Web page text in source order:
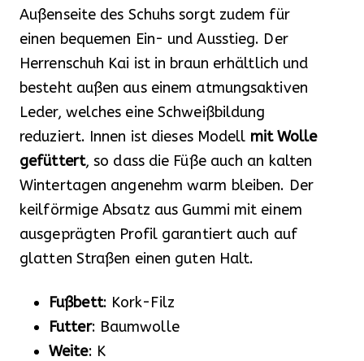
Außenseite des Schuhs sorgt zudem für
einen bequemen Ein- und Ausstieg. Der
Herrenschuh Kai ist in braun erhältlich und
besteht außen aus einem atmungsaktiven
Leder, welches eine Schweißbildung
reduziert. Innen ist dieses Modell mit Wolle
gefüttert, so dass die Füße auch an kalten
Wintertagen angenehm warm bleiben. Der
keilförmige Absatz aus Gummi mit einem
ausgeprägten Profil garantiert auch auf
glatten Straßen einen guten Halt.
Fußbett: Kork-Filz
Futter: Baumwolle
Weite: K